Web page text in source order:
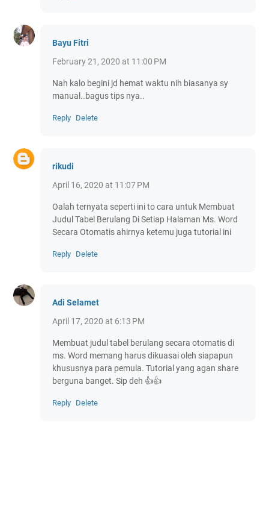
Bayu Fitri
February 21, 2020 at 11:00 PM
Nah kalo begini jd hemat waktu nih biasanya sy
manual..bagus tips nya..
Reply Delete
rikudi
April 16, 2020 at 11:07 PM
Oalah ternyata seperti ini to cara untuk Membuat
Judul Tabel Berulang Di Setiap Halaman Ms. Word
Secara Otomatis ahirnya ketemu juga tutorial ini
Reply Delete
Adi Selamet
April 17, 2020 at 6:13 PM
Membuat judul tabel berulang secara otomatis di
ms. Word memang harus dikuasai oleh siapapun
khususnya para pemula. Tutorial yang agan share
berguna banget. Sip deh 👍👍
Reply Delete